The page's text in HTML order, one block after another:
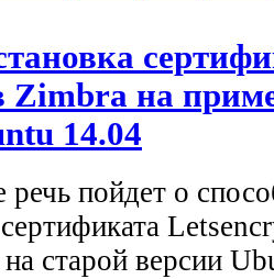
Zimbra на
14.04
речь пойдет о
старой версии